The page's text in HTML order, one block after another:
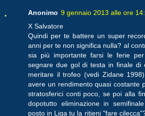
Anonimo 9 gennaio 2013 alle ore
X Salvatore
Quindi per te battere un super
anni per te non significa nulla? al
sia più importante farsi le ferie
segnare due gol di testa in finale di
meritare il trofeo (vedi Zidane
avere un rendimento quasi costante
stratosferici conti poco, se poi alla
dopotutto eliminazione in
posto in Liga tu la ritieni "fare